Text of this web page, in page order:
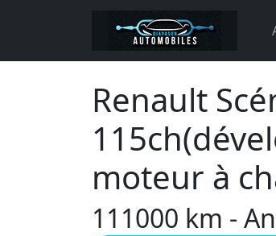
Renault
moteur à
111000 km -